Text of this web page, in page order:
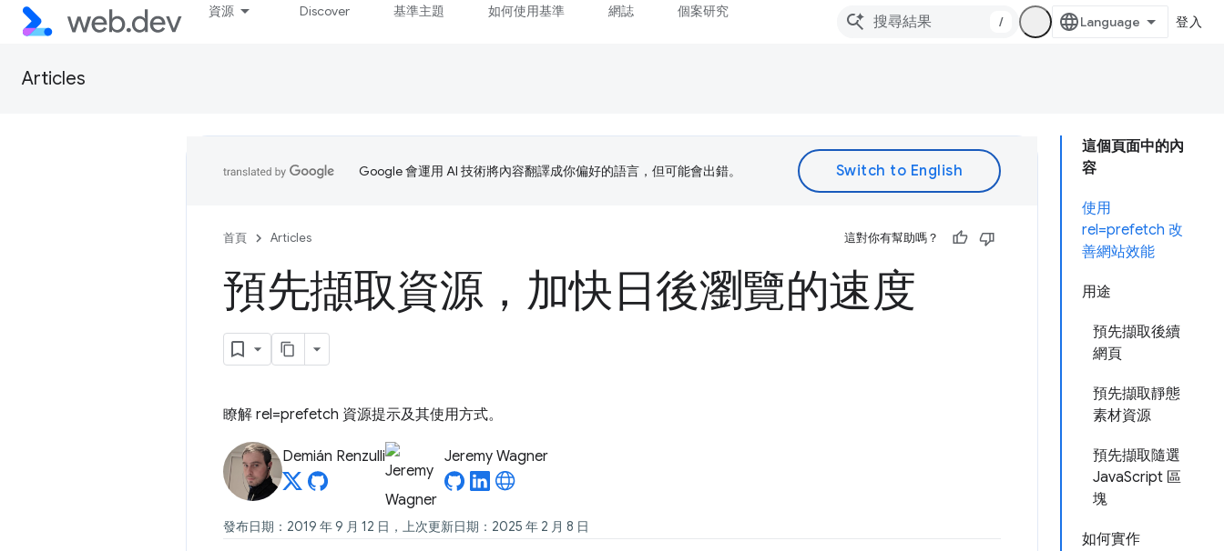
資源 Discover 基準主題 如何使用基準 網誌 個案研究
/ 登入
Articles
這個頁面中的內
容
使用
rel=prefetch 改
善網站效能
用途
預先擷取後續
網頁
預先擷取靜態
素材資源
預先擷取隨選
JavaScript 區
塊
如何實作
Google 會運用 AI 技術將內容翻譯成你偏好的語言，但可能會出錯。
首頁 Articles 這對你有幫助嗎？
預先擷取資源，加快日後瀏覽的速度
瞭解 rel=prefetch 資源提示及其使用方式。
Demián Renzulli Jeremy Wagner
發布日期：2019 年 9 月 12 日，上次更新日期：2025 年 2 月 8 日